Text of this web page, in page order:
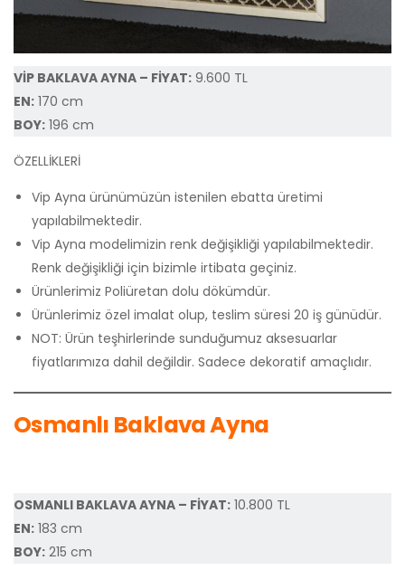
VİP BAKLAVA AYNA – FİYAT: 9.600 TL
EN: 170 cm
BOY: 196 cm
ÖZELLİKLERİ
Vip Ayna ürünümüzün istenilen ebatta üretimi
yapılabilmektedir.
Vip Ayna modelimizin renk değişikliği yapılabilmektedir.
Renk değişikliği için bizimle irtibata geçiniz.
Ürünlerimiz Poliüretan dolu dökümdür.
Ürünlerimiz özel imalat olup, teslim süresi 20 iş günüdür.
NOT: Ürün teşhirlerinde sunduğumuz aksesuarlar
fiyatlarımıza dahil değildir. Sadece dekoratif amaçlıdır.
Osmanlı Baklava Ayna
OSMANLI BAKLAVA AYNA – FİYAT: 10.800 TL
EN: 183 cm
BOY: 215 cm